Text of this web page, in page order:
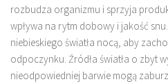
rozbudza organizmu i sprzyja
wpływa na rytm dobowy i jakość
niebieskiego światła nocą, aby
odpoczynku. Źródła światła o zbyt
nieodpowiedniej barwie mogą